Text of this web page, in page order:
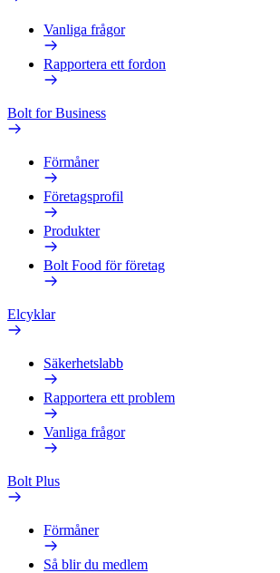
Vanliga frågor
Rapportera ett fordon
Bolt for Business
Förmåner
Företagsprofil
Produkter
Bolt Food för företag
Elcyklar
Säkerhetslabb
Rapportera ett problem
Vanliga frågor
Bolt Plus
Förmåner
Så blir du medlem